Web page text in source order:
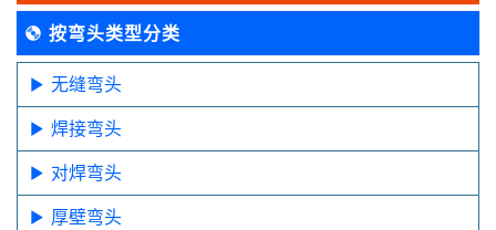
按弯头类型分类
无缝弯头
焊接弯头
对焊弯头
厚壁弯头